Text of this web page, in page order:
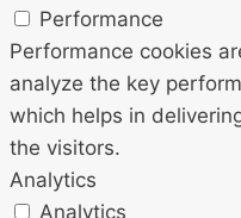
Performance
Performance cookies
analyze the key
which helps in
the visitors.
Analytics
Analytics